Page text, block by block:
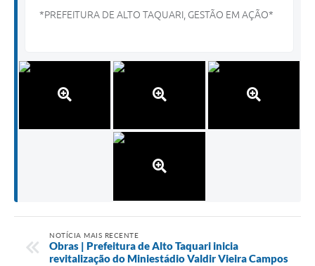
*PREFEITURA DE ALTO TAQUARI, GESTÃO EM AÇÃO*
NOTÍCIA MAIS RECENTE
Obras | Prefeitura de Alto Taquari inicia
revitalização do Miniestádio Valdir Vieira Campos